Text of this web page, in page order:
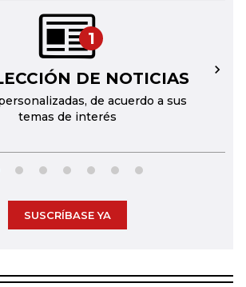
1
DE NOTICIAS
de acuerdo a sus
temas de interés
→
SUSCRÍBASE YA